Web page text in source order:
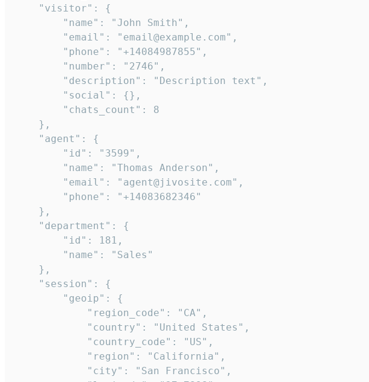
    "visitor": {
        "name": "John Smith",
        "email": "email@example.com",
        "phone": "+14084987855",
        "number": "2746",
        "description": "Description text",
        "social": {},
        "chats_count": 8
    },
    "agent": {
        "id": "3599",
        "name": "Thomas Anderson",
        "email": "agent@jivosite.com",
        "phone": "+14083682346"
    },
    "department": {
        "id": 181,
        "name": "Sales"
    },
    "session": {
        "geoip": {
            "region_code": "CA",
            "country": "United States",
            "country_code": "US",
            "region": "California",
            "city": "San Francisco",